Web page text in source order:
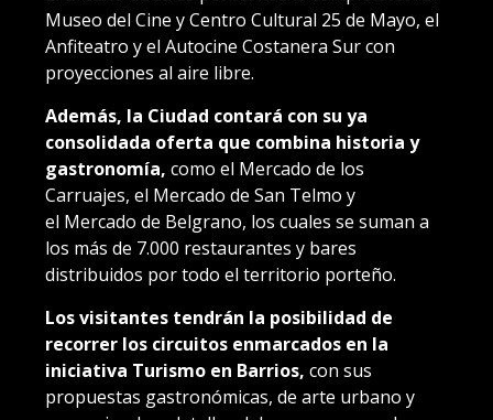
Museo del Cine y Centro Cultural 25 de Mayo, el
Anfiteatro y el Autocine Costanera Sur con
proyecciones al aire libre.
Además, la Ciudad contará con su ya
consolidada oferta que combina historia y
gastronomía, como el Mercado de los
Carruajes, el Mercado de San Telmo y
el Mercado de Belgrano, los cuales se suman a
los más de 7.000 restaurantes y bares
distribuidos por todo el territorio porteño.
Los visitantes tendrán la posibilidad de
recorrer los circuitos enmarcados en la
iniciativa Turismo en Barrios, con sus
propuestas gastronómicas, de arte urbano y